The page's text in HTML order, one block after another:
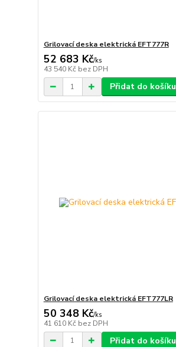
Grilovací deska elektrická EFT777R
52 683 Kč/ks
43 540 Kč bez DPH
Přidat do košíku
Grilovací deska elektrická EFT777LR
50 348 Kč/ks
41 610 Kč bez DPH
Přidat do košíku